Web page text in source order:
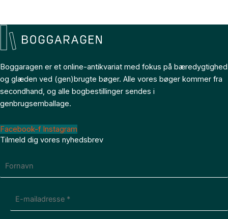
Boggaragen er et online-antikvariat med fokus på bæredygtighed
og glæden ved (gen)brugte bøger. Alle vores bøger kommer fra
secondhand, og alle bogbestillinger sendes i
genbrugsemballage.
Facebook-f Instagram
Tilmeld dig vores nyhedsbrev